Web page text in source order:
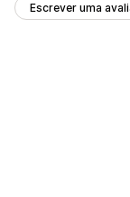
Escrever uma